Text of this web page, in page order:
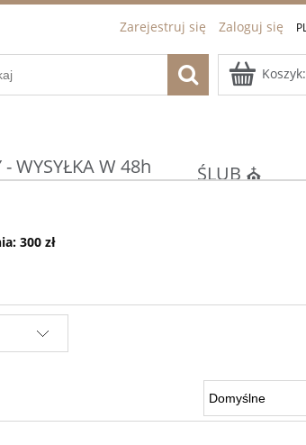
Zarejestruj się Zaloguj się
Koszyk:
WYSYŁKA W 48h ŚLUB ⛪
300 zł